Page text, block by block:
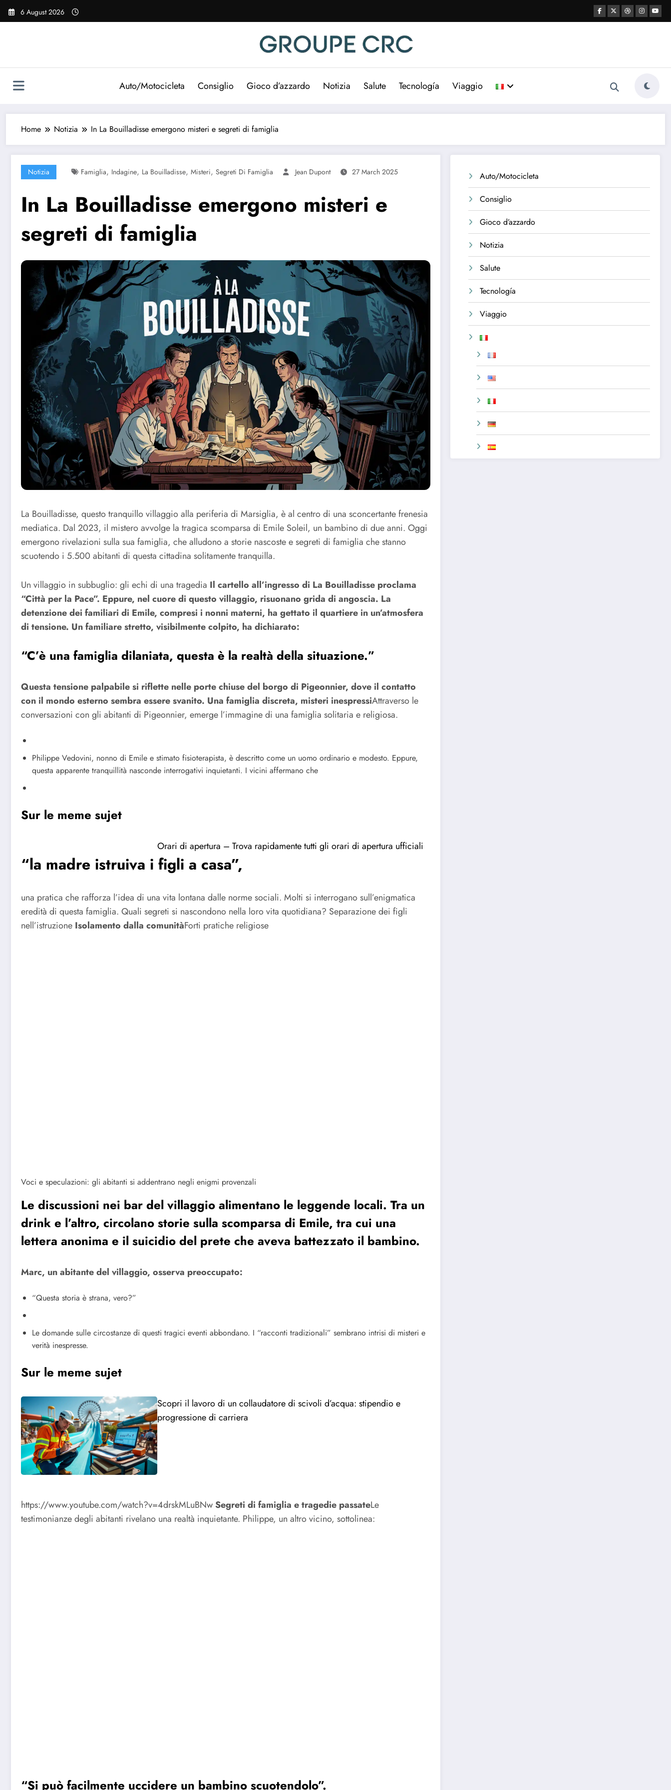
Vai
6 August 2026
Auto/Motocicleta Consiglio Gioco d’azzardo Notizia Salute Tecnología Viaggio
Home Notizia In La Bouilladisse emergono misteri e segreti di famiglia
Notizia Famiglia, Indagine, La Bouilladisse, Misteri, Segreti Di Famiglia Jean Dupont 27 March 2025
In La Bouilladisse emergono misteri e
segreti di famiglia
La Bouilladisse, questo tranquillo villaggio alla periferia di Marsiglia, è al centro di una sconcertante frenesia
mediatica. Dal 2023, il mistero avvolge la tragica scomparsa di Emile Soleil, un bambino di due anni. Oggi
emergono rivelazioni sulla sua famiglia, che alludono a storie nascoste e segreti di famiglia che stanno
scuotendo i 5.500 abitanti di questa cittadina solitamente tranquilla.
Un villaggio in subbuglio: gli echi di una tragedia Il cartello all’ingresso di La Bouilladisse proclama
“Città per la Pace”. Eppure, nel cuore di questo villaggio, risuonano grida di angoscia. La
detenzione dei familiari di Emile, compresi i nonni materni, ha gettato il quartiere in un’atmosfera
di tensione. Un familiare stretto, visibilmente colpito, ha dichiarato:
“C’è una famiglia dilaniata, questa è la realtà della situazione.”
Questa tensione palpabile si riflette nelle porte chiuse del borgo di Pigeonnier, dove il contatto
con il mondo esterno sembra essere svanito. Una famiglia discreta, misteri inespressiAttraverso le
conversazioni con gli abitanti di Pigeonnier, emerge l’immagine di una famiglia solitaria e religiosa.
Philippe Vedovini, nonno di Emile e stimato fisioterapista, è descritto come un uomo ordinario e modesto. Eppure,
questa apparente tranquillità nasconde interrogativi inquietanti. I vicini affermano che
Sur le meme sujet
Orari di apertura – Trova rapidamente tutti gli orari di apertura ufficiali
“la madre istruiva i figli a casa”,
una pratica che rafforza l’idea di una vita lontana dalle norme sociali. Molti si interrogano sull’enigmatica
eredità di questa famiglia. Quali segreti si nascondono nella loro vita quotidiana? Separazione dei figli
nell’istruzione Isolamento dalla comunitàForti pratiche religiose
Voci e speculazioni: gli abitanti si addentrano negli enigmi provenzali
Le discussioni nei bar del villaggio alimentano le leggende locali. Tra un
drink e l’altro, circolano storie sulla scomparsa di Emile, tra cui una
lettera anonima e il suicidio del prete che aveva battezzato il bambino.
Marc, un abitante del villaggio, osserva preoccupato:
“Questa storia è strana, vero?”
Le domande sulle circostanze di questi tragici eventi abbondano. I “racconti tradizionali” sembrano intrisi di misteri e
verità inespresse.
Sur le meme sujet
Scopri il lavoro di un collaudatore di scivoli d’acqua: stipendio e
progressione di carriera
https://www.youtube.com/watch?v=4drskMLuBNwSegreti di famiglia e tragedie passateLe
testimonianze degli abitanti rivelano una realtà inquietante. Philippe, un altro vicino, sottolinea:
“Si può facilmente uccidere un bambino scuotendolo”.
Auto/Motocicleta
Consiglio
Gioco d’azzardo
Notizia
Salute
Tecnología
Viaggio